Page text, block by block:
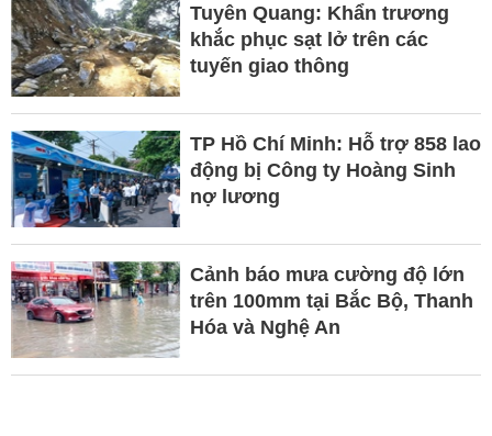
Tuyên Quang: Khẩn trương
khắc phục sạt lở trên các
tuyến giao thông
TP Hồ Chí Minh: Hỗ trợ 858 lao
động bị Công ty Hoàng Sinh
nợ lương
Cảnh báo mưa cường độ lớn
trên 100mm tại Bắc Bộ, Thanh
Hóa và Nghệ An